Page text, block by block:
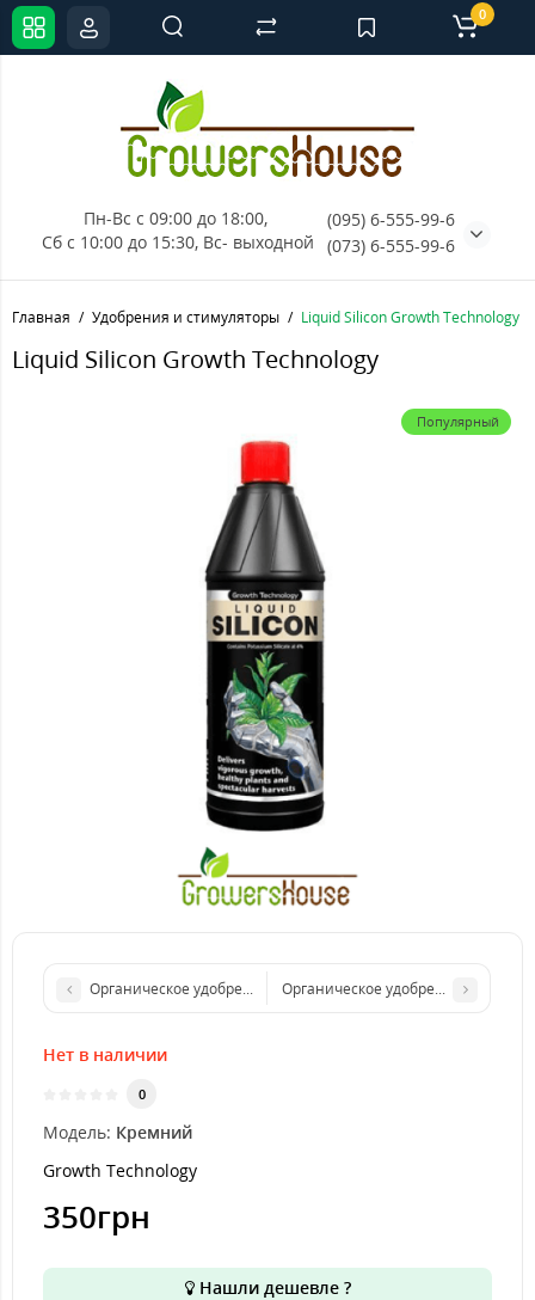
Пн-Вс с 09:00 до 18:00,
Сб с 10:00 до 15:30, Вс- выходной
(095) 6-555-99-6
(073) 6-555-99-6
0
Главная Удобрения и стимуляторы Liquid Silicon Growth Technology
Liquid Silicon Growth Technology
Популярный
Органическое удобрение GO Seaweed, Terra Aquatica (5L)
Органическое удобрение
Нет в наличии
0
Модель: Кремний
Growth Technology
350грн
Нашли дешевле ?